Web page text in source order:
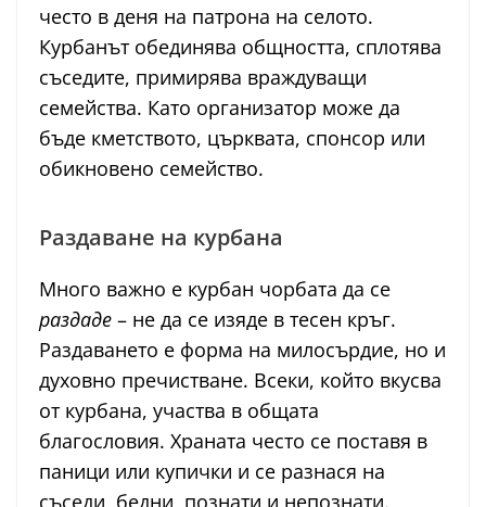
често в деня на патрона на селото.
Курбанът обединява общността, сплотява
съседите, примирява враждуващи
семейства. Като организатор може да
бъде кметството, църквата, спонсор или
обикновено семейство.
Раздаване на курбана
Много важно е курбан чорбата да се
раздаде – не да се изяде в тесен кръг.
Раздаването е форма на милосърдие, но и
духовно пречистване. Всеки, който вкусва
от курбана, участва в общата
благословия. Храната често се поставя в
паници или купички и се разнася на
съседи, бедни, познати и непознати.